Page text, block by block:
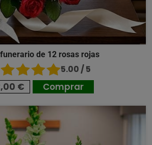
de 12 rosas rojas
5.00 / 5
€ Comprar